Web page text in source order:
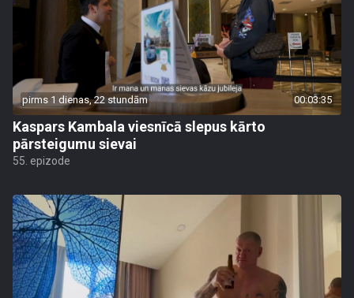
pirms 1 dienas, 22 stundām 00:03:35
Kaspars Kambala viesnīcā slepus kārto
pārsteigumu sievai
55. epizode